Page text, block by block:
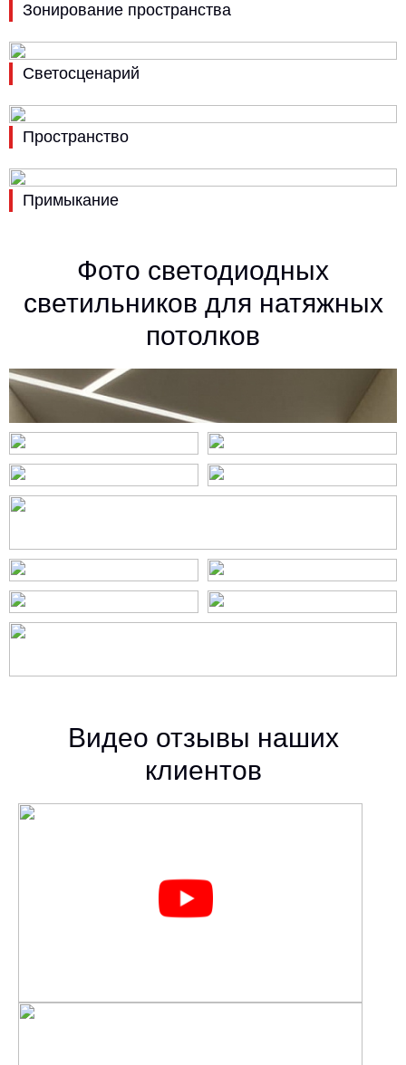
Зонирование пространства
Светосценарий
Пространство
Примыкание
Фото светодиодных
светильников для натяжных
потолков
Видео отзывы наших
клиентов